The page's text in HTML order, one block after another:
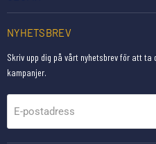
NYHETSBREV
Skriv upp dig på vårt nyhetsbrev för att ta
kampanjer.
E-postadress